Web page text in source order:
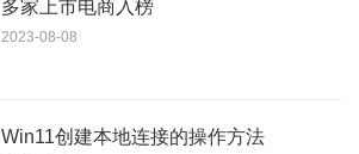
多家上市电商入榜
2023-08-08
Win11创建本地连接的操作方法